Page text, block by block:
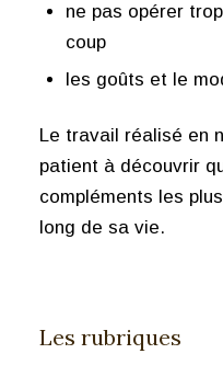
ne pas opérer
coup
les goûts et le
Le travail réalisé en
patient à découvrir
compléments les
long de sa vie.
Les rubriques